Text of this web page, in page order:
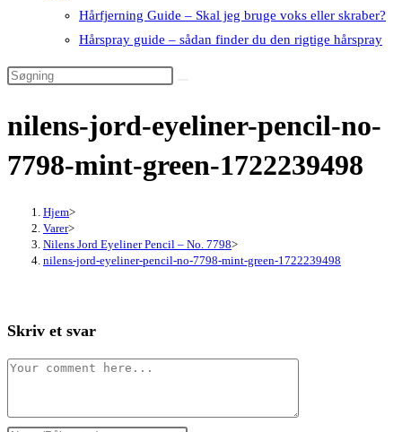
Hårfjerning Guide – Skal jeg bruge voks eller skraber?
Hårspray guide – sådan finder du den rigtige hårspray
nilens-jord-eyeliner-pencil-no-
7798-mint-green-1722239498
Hjem>
Varer>
Nilens Jord Eyeliner Pencil – No. 7798>
nilens-jord-eyeliner-pencil-no-7798-mint-green-1722239498
Skriv et svar
Comment